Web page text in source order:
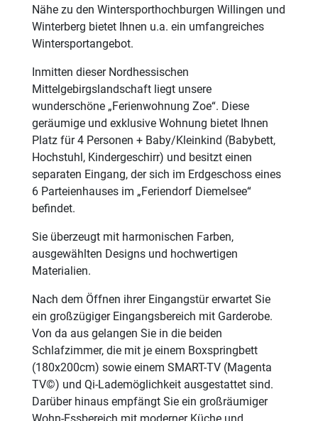
Nähe zu den Wintersporthochburgen Willingen und
Winterberg bietet Ihnen u.a. ein umfangreiches
Wintersportangebot.
Inmitten dieser Nordhessischen
Mittelgebirgslandschaft liegt unsere
wunderschöne „Ferienwohnung Zoe“. Diese
geräumige und exklusive Wohnung bietet Ihnen
Platz für 4 Personen + Baby/Kleinkind (Babybett,
Hochstuhl, Kindergeschirr) und besitzt einen
separaten Eingang, der sich im Erdgeschoss eines
6 Parteienhauses im „Feriendorf Diemelsee“
befindet.
Sie überzeugt mit harmonischen Farben,
ausgewählten Designs und hochwertigen
Materialien.
Nach dem Öffnen ihrer Eingangstür erwartet Sie
ein großzügiger Eingangsbereich mit Garderobe.
Von da aus gelangen Sie in die beiden
Schlafzimmer, die mit je einem Boxspringbett
(180x200cm) sowie einem SMART-TV (Magenta
TV©) und Qi-Lademöglichkeit ausgestattet sind.
Darüber hinaus empfängt Sie ein großräumiger